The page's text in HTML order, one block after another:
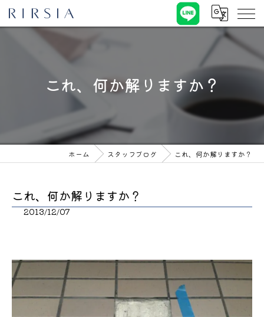
これ、何か解りますか？
ホーム スタッフブログ これ、何か解りますか？
これ、何か解りますか？
2013/12/07